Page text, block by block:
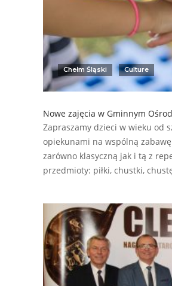
Chełm Śląski Culture
Nowe zajęcia w Gminnym
Zapraszamy dzieci w wieku od
opiekunami na wspólną
zarówno klasyczną jak i tą z
przedmioty: piłki, chustki,